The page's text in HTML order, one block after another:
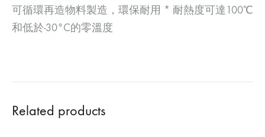
可循環再造物料製造，環保耐用 * 耐熱度可達100℃
和低於-30°C的零溫度
Related products